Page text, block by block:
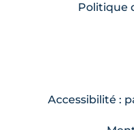
Politique
Accessibilité :